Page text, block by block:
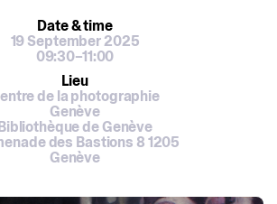
Date& time
19 September 2025
09:30–11:00
Lieu
de la photographie
Genève
de Genève
des Bastions 8 1205
Genève